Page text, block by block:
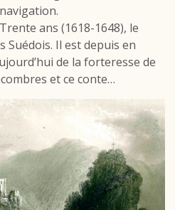
ans (1618-1648), le
Il est depuis en
de la forteresse de
et ce conte…